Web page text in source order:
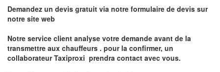
Demandez un devis gratuit via notre formulaire de devis sur
notre site web
Notre service client analyse votre demande avant de la
transmettre aux chauffeurs . pour la confirmer, un
collaborateur Taxiproxi prendra contact avec vous.